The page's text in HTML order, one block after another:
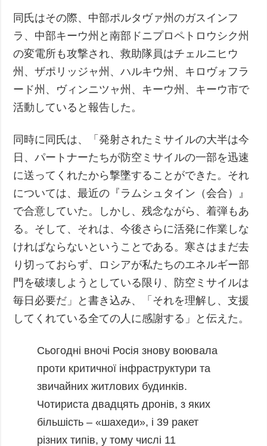
同氏はその際、中部ポルタヴァ州のガスインフ
ラ、中部キーウ州と南部ドニプロペトロウシク州
の変電所も攻撃され、救助隊員はチェルニヒウ
州、ザポリッジャ州、ハルキウ州、キロヴォフラ
ード州、ヴィンニツャ州、キーウ州、キーウ市で
活動していると報告した。
同時に同氏は、「発射されたミサイルの大半は今
日、パートナーたちが防空ミサイルの一部を迅速
に送ってくれたから撃墜することができた。それ
については、最近の『ラムシュタイン（会合）』
で合意していた。しかし、残念ながら、着弾もあ
る。そして、それは、今後さらに活発に作業しな
ければならないということである。寒さはまだ去
り切っておらず、ロシアが私たちのエネルギー部
門を破壊しようとしている限り、防空ミサイルは
毎日必要だ」と書き込み、「それを理解し、支援
してくれている全ての人に感謝する」と伝えた。
Сьогодні вночі Росія знову воювала
проти критичної інфраструктури та
звичайних житлових будинків.
Чотириста двадцять дронів, з яких
більшість – «шахеди», і 39 ракет
різних типів, у тому числі 11